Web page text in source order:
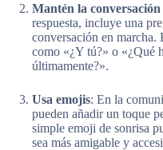
Mantén la
respuesta, incluye una
conversación en marcha.
como «¿Y tú?» o «¿Qué
últimamente?».
Usa emojis: En la
pueden añadir un toque
simple emoji de sonrisa
sea más amigable y